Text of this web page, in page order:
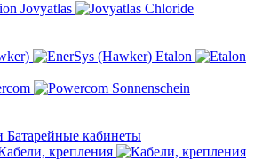
Jovyatlas Chloride
Etalon
Sonnenschein
Батарейные кабинеты
крепления